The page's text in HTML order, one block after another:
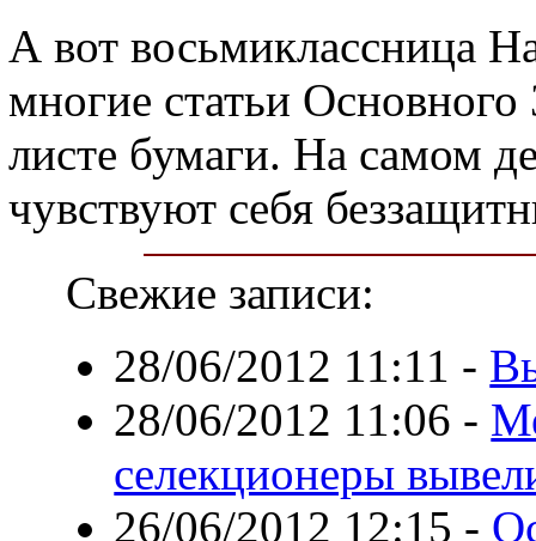
А вот восьмиклассница
многие статьи
листе бумаги. На самом
чувствуют себя
Свежие записи:
28/06/2012 11:11 -
28/06/2012 11:06 -
селекционеры
26/06/2012 12:15 -